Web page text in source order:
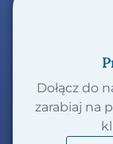
Dołącz do
zarabiaj na